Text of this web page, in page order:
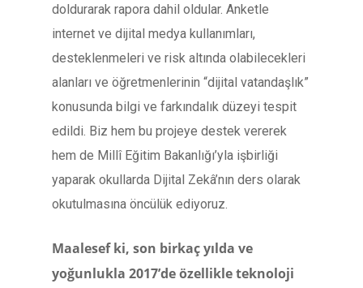
doldurarak rapora dahil oldular. Anketle
internet ve dijital medya kullanımları,
desteklenmeleri ve risk altında olabilecekleri
alanları ve öğretmenlerinin “dijital vatandaşlık”
konusunda bilgi ve farkındalık düzeyi tespit
edildi. Biz hem bu projeye destek vererek
hem de Millî Eğitim Bakanlığı’yla işbirliği
yaparak okullarda Dijital Zekâ’nın ders olarak
okutulmasına öncülük ediyoruz.
Maalesef ki, son birkaç yılda ve
yoğunlukla 2017’de özellikle teknoloji